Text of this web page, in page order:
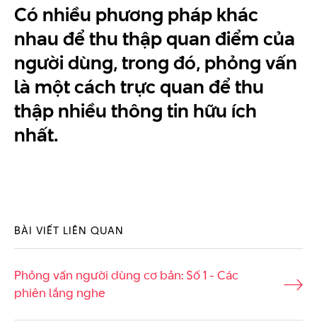
Có nhiều phương pháp khác
nhau để thu thập quan điểm của
người dùng, trong đó, phỏng vấn
là một cách trực quan để thu
thập nhiều thông tin hữu ích
nhất.
BÀI VIẾT LIÊN QUAN
Phỏng vấn người dùng cơ bản: Số 1 - Các
phiên lắng nghe